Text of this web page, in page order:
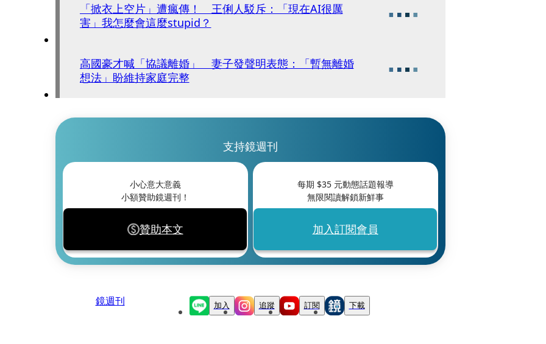
「掀衣上空片」遭瘋傳！ 王俐人駁斥：「現在AI很厲
害」我怎麼會這麼stupid？
高國豪才喊「協議離婚」 妻子發聲明表態：「暫無離婚
想法」盼維持家庭完整
支持鏡週刊
小心意大意義
小額贊助鏡週刊！
贊助本文
每期 $35元動態話題報導
無限閱讀解鎖新鮮事
加入訂閱會員
鏡週刊 加入 追蹤 訂閱 下載